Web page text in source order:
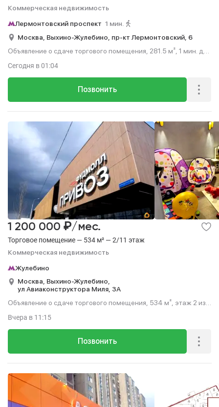
Коммерческая недвижимость
Лермонтовский проспект 1 мин.
Москва, Выхино-Жулебино, пр-кт Лермонтовский, 6
Объявление о сдаче торгового помещения, 281.5 м², 1 мин. до
Позвонить
Сегодня в 01:04
Торговое помещение — 534 м² — 2/11 этаж
Коммерческая недвижимость
1 200 000 ₽/мес.
Жулебино
Москва, Выхино-Жулебино,
ул Авиаконструктора Миля, 3А
Объявление о сдаче торгового помещения, 534 м², этаж 2 из
Позвонить
Вчера в 11:15